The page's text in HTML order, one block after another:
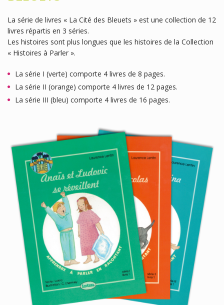
La série de livres « La Cité des Bleuets » est une collection de 12
livres répartis en 3 séries.
Les histoires sont plus longues que les histoires de la Collection
« Histoires à Parler ».
La série I (verte) comporte 4 livres de 8 pages.
La série II (orange) comporte 4 livres de 12 pages.
La série III (bleu) comporte 4 livres de 16 pages.